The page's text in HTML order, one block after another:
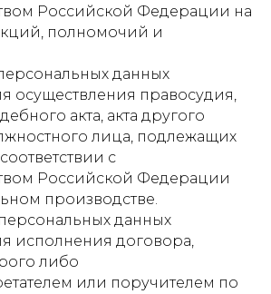
Российской Федерации на
полномочий и
данных
осуществления правосудия,
акта, акта другого
лица, подлежащих
с
Российской Федерации
производстве.
данных
исполнения договора,
либо
или поручителем по